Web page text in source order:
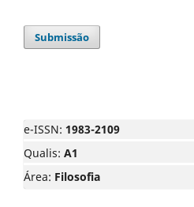
Submissão
e-ISSN: 1983-2109
Qualis: A1
Área: Filosofia